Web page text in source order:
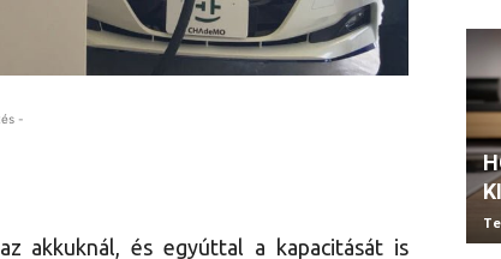
-
akkuknál, és egyúttal a kapacitását is